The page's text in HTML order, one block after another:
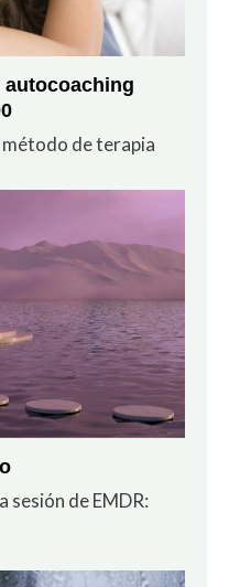
autocoaching
método de terapia
sesión de EMDR: